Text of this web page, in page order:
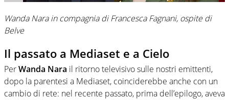
Wanda Nara in compagnia di Francesca Fagnani, ospite di
Belve
Il passato a Mediaset e a Cielo
PerWanda Nara il ritorno televisivo sulle nostri emittenti,
dopo la parentesi a Mediaset, coinciderebbe anche con un
cambio di rete: nel recente passato, prima dell’epilogo, aveva